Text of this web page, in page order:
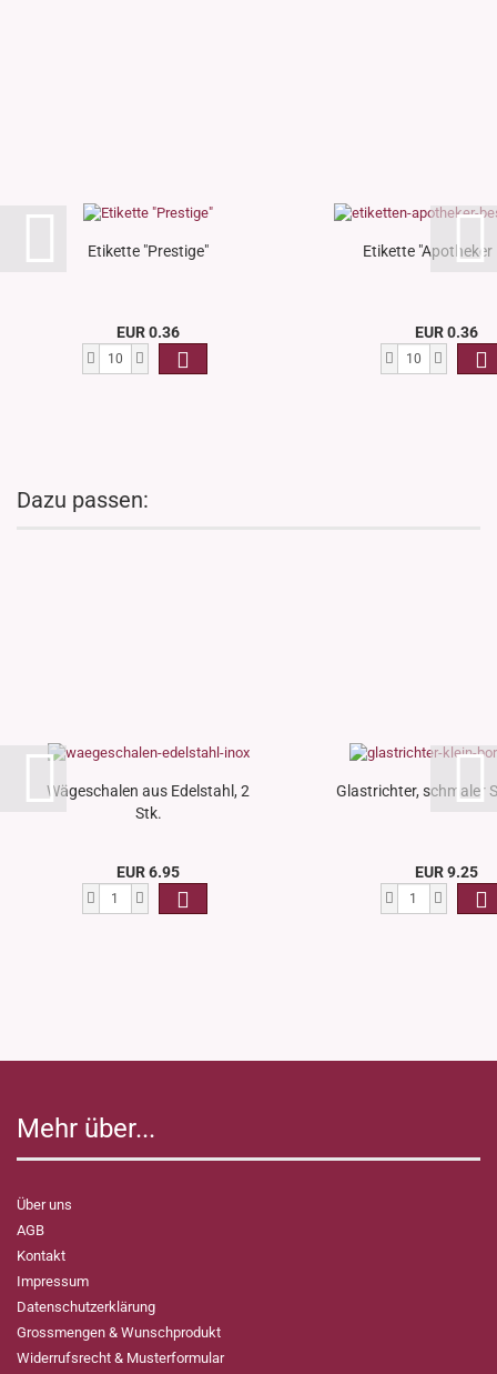
Etikette "Prestige"
EUR 0.36
Etikette "Apotheker
EUR 0.36
Dazu passen:
Wägeschalen aus Edelstahl, 2
Stk.
EUR 6.95
Glastrichter, schmaler
EUR 9.25
Mehr über...
Über uns
AGB
Kontakt
Impressum
Datenschutzerklärung
Grossmengen & Wunschprodukt
Widerrufsrecht & Musterformular